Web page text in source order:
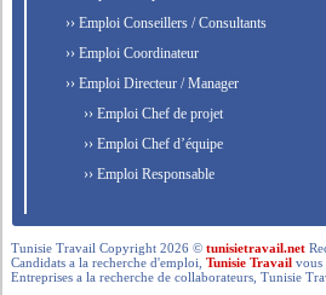
›› Emploi Conseillers / Consultants
›› Emploi Coordinateur
›› Emploi Directeur / Manager
›› Emploi Chef de projet
›› Emploi Chef d’équipe
›› Emploi Responsable
Tunisie Travail Copyright 2026 ©tunisietravail.net
Candidats a la recherche d'emploi,Tunisie Travail vous
Entreprises a la recherche de collaborateurs, Tunisie